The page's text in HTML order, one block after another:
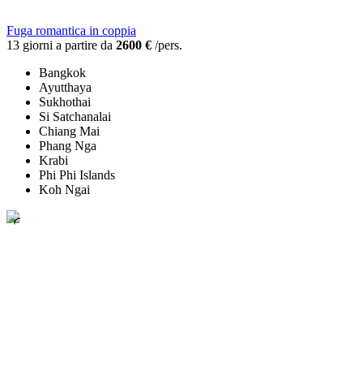
Fuga romantica in coppia
13 giorni a partire da 2600 € /pers.
Bangkok
Ayutthaya
Sukhothai
Si Satchanalai
Chiang Mai
Phang Nga
Krabi
Phi Phi Islands
Koh Ngai